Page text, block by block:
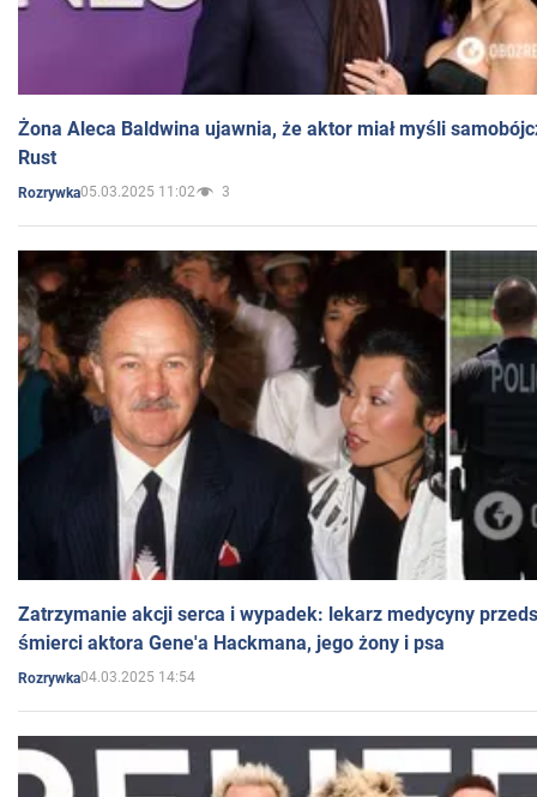
Żona Aleca Baldwina ujawnia, że aktor miał myśli
Rust
Rozrywka05.03.2025 11:02 3
Zatrzymanie akcji serca i wypadek: lekarz medycyny
śmierci aktora Gene'a Hackmana, jego żony i psa
Rozrywka04.03.2025 14:54